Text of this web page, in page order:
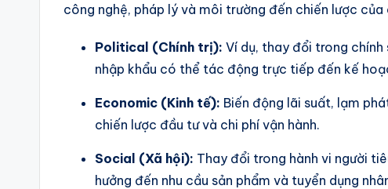
công nghệ, pháp lý và môi trường đến chiến lược của
Political (Chính trị): Ví dụ, thay đổi trong
nhập khẩu có thể tác động trực tiếp đến kế
Economic (Kinh tế): Biến động lãi suất, lạm
chiến lược đầu tư và chi phí vận hành.
Social (Xã hội): Thay đổi trong hành vi người
hưởng đến nhu cầu sản phẩm và tuyển dụng